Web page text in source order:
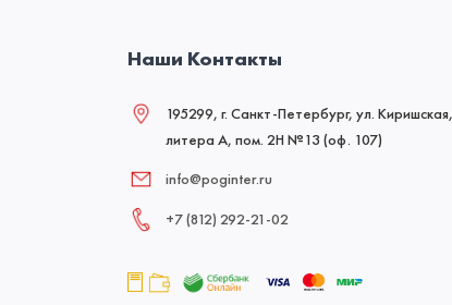
Наши Контакты
195299, г. Санкт-Петербург, ул.
литера А, пом. 2Н №13 (оф. 107)
info@poginter.ru
+7 (812) 292‑21‑02